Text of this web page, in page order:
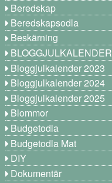
Beredskap
Beredskapsodla
Beskärning
BLOGGJULKALENDER
Bloggjulkalender 2023
Bloggjulkalender 2024
Bloggjulkalender 2025
Blommor
Budgetodla
Budgetodla Mat
DIY
Dokumentär